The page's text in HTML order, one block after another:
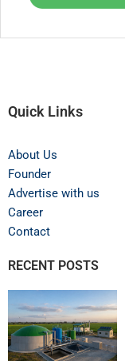
Quick Links
About Us
Founder
Advertise with us
Career
Contact
RECENT POSTS